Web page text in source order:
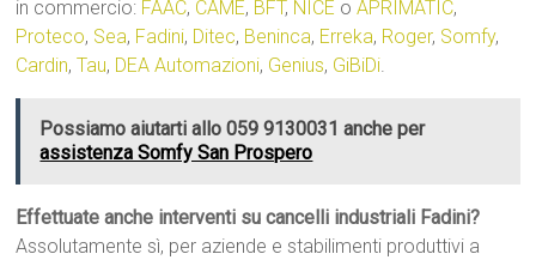
in commercio: FAAC, CAME, BFT, NICE oAPRIMATIC,
Proteco, Sea, Fadini, Ditec, Beninca, Erreka, Roger, Somfy,
Cardin,Tau, DEA Automazioni, Genius, GiBiDi.
Possiamo aiutarti allo 059 9130031 anche per
assistenza Somfy San Prospero
Effettuate anche interventi su cancelli industriali Fadini?
Assolutamente sì, per aziende e stabilimenti produttivi a